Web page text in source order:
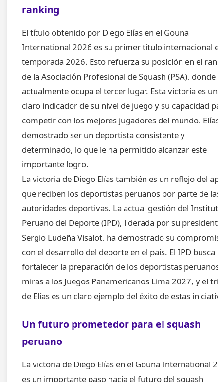
ranking
El título obtenido por Diego Elías en el Gouna
International 2026 es su primer título internacional
temporada 2026. Esto refuerza su posición en el
de la Asociación Profesional de Squash (PSA), donde
actualmente ocupa el tercer lugar. Esta victoria es un
claro indicador de su nivel de juego y su capacidad
competir con los mejores jugadores del mundo.
demostrado ser un deportista consistente y
determinado, lo que le ha permitido alcanzar este
importante logro.
La victoria de Diego Elías también es un reflejo del
que reciben los deportistas peruanos por parte de
autoridades deportivas. La actual gestión del
Peruano del Deporte (IPD), liderada por su
Sergio Ludeña Visalot, ha demostrado su
con el desarrollo del deporte en el país. El IPD busca
fortalecer la preparación de los deportistas
miras a los Juegos Panamericanos Lima 2027, y el
de Elías es un claro ejemplo del éxito de estas
Un futuro prometedor para el squash
peruano
La victoria de Diego Elías en el Gouna International
es un importante paso hacia el futuro del squash